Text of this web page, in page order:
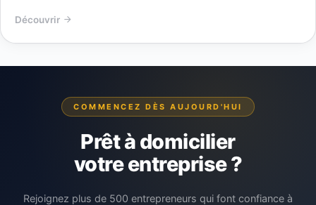
Découvrir
COMMENCEZ DÈS AUJOURD'HUI
Prêt à domicilier
votre entreprise ?
Rejoignez plus de 500 entrepreneurs qui font confiance à